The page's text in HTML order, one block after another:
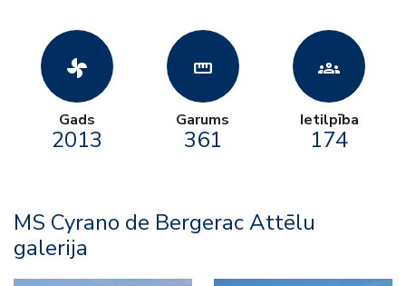
toys_fan
Gads
2013
straighten
Garums
361
groups
Ietilpība
174
MS Cyrano de Bergerac Attēlu
galerija